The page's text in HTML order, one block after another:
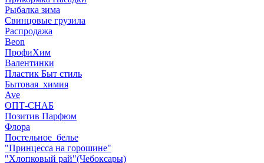
Рыбалка зима
Свинцовые грузила
Распродажа
Beon
ПрофиХим
Валентинки
Пластик Быт стиль
Бытовая_химия
Ave
ОПТ-СНАБ
Позитив Парфюм
Флора
Постельное_белье
"Принцесса на горошине"
"Хлопковый рай"(Чебоксары)